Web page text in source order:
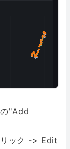
の"Add
リック -> Edit